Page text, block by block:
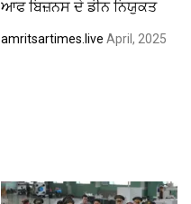
ਆਫ ਬਿਜ਼ਨਸ ਦੇ ਡੀਨ ਨਿਯੁਕਤ
amritsartimes.live April, 2025